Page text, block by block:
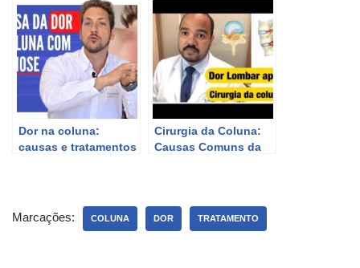
e problemas de
coluna em cães e
gatos.
Dor na coluna:
causas e tratamentos
Cirurgia da Coluna:
Causas Comuns da
Marcações: COLUNA DOR TRATAMENTO